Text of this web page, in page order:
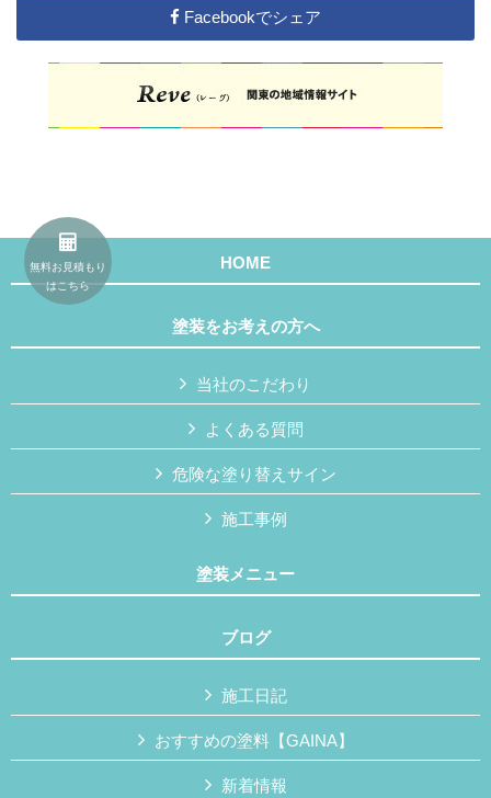
Facebookでシェア
HOME
塗装をお考えの方へ
当社のこだわり
よくある質問
危険な塗り替えサイン
施工事例
塗装メニュー
ブログ
施工日記
おすすめの塗料【GAINA】
新着情報
無料お見積もり
はこちら